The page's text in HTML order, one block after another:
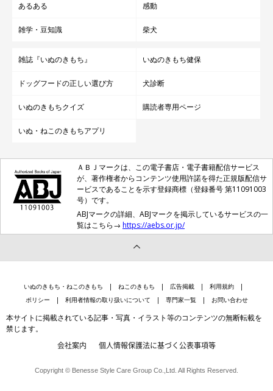
あるある 感動
雑学・豆知識 柴犬
雑誌『いぬのきもち』 いぬのきもち健保
ドッグフードの正しい選び方 犬診断
いぬのきもちクイズ 購読者専用ページ
いぬ・ねこのきもちアプリ
ＡＢＪマークは、この電子書店・電子書籍配信サービス
が、著作権者からコンテンツ使用許諾を得た正規版配信サ
ービスであることを示す登録商標（登録番号 第11091003
号）です。
ABJマークの詳細、ABJマークを掲示しているサービスの一
覧はこちら→ https://aebs.or.jp/
いぬのきもち・ねこのきもち ねこのきもち 広告掲載
利用規約
ポリシー
利用者情報の取り扱いについて 専門家一覧 お問い合わせ
本サイトに掲載されている記事・写真・イラスト等のコンテンツの無断転載を
禁じます。
会社案内 個人情報保護法に基づく公表事項等
Copyright © Benesse Style Care Group Co.,Ltd. All Rights Reserved.